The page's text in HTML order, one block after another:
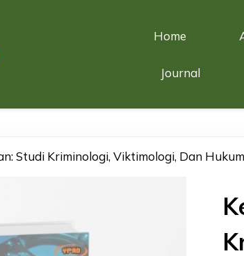
Home
Journal
Studi Kriminologi, Viktimologi, Dan